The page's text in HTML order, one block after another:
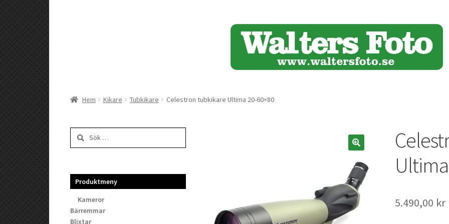
Hem Kikare Tubkikare Celestron tubkikare Ultima 20-60×80
5.490,00 kr
Sök
efter:
Produktmeny
Kameror
Bärremmar
Blixtar